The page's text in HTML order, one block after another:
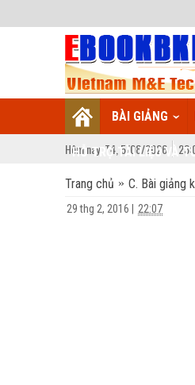
BÀI GIẢNG
HỖ TRỢ TÀI LIỆU VÀ
Hôm nay: T4, 5/08/2026 23:
Trang chủ C. Bài giảng
29 thg 2, 2016 22:07